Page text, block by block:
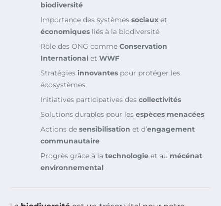
biodiversité
Importance des systèmes sociaux et
économiques liés à la biodiversité
Rôle des ONG comme Conservation
International et WWF
Stratégies innovantes pour protéger les
écosystèmes
Initiatives participatives des collectivités
Solutions durables pour les espèces menacées
Actions de sensibilisation et d’engagement
communautaire
Progrès grâce à la technologie et au mécénat
environnemental